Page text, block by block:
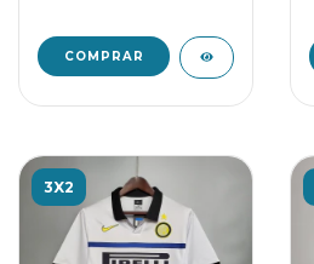
COMPRAR
3X2